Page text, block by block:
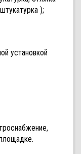
);
установкой